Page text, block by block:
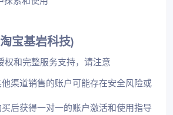
宝基岩科技)​
权和完整服务支持，请注意
他渠道销售的账户可能存在安全风险或
买后获得一对一的账户激活和使用指导​